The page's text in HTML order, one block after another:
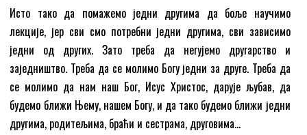
Исто тако да помажемо једни другима да боље научимо
лекције, јер сви смо потребни једни другима, сви зависимо
једни од других. Зато треба да негујемо другарство и
заједништво. Треба да се молимо Богу једни за друге. Треба да
се молимо да нам наш Бог, Исус Христос, дарује љубав, да
будемо ближи Њему, нашем Богу, и да тако будемо ближи једни
другима, родитељима, браћи и сестрама, друговима…